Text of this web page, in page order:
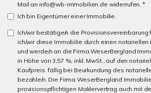
Mail an info@wb-immobilien.de widerrufen. *
Ich bin Eigentümer einer Immobilie.
Ich/wir bestätige/n die Provisionsvereinbarung
ich/wir diese Immobilie durch einen notariellen
und werde/n an die Firma WeserBergland
in Höhe von 3,57 %, inkl. MwSt., auf den
Kaufpreis. fällig bei Beurkundung des
bezahle/n. Die Firma WeserBergland
provisionspflichtigen Maklervertrag auch mit